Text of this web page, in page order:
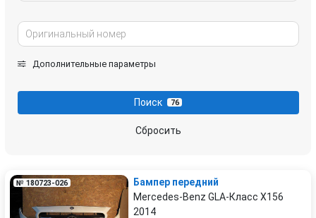
Дополнительные параметры
Поиск 76
Сбросить
№ 180723-026
Бампер передний
Mercedes-Benz GLA-Класс X156
2014